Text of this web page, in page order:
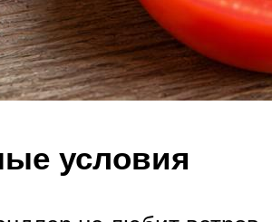
условия